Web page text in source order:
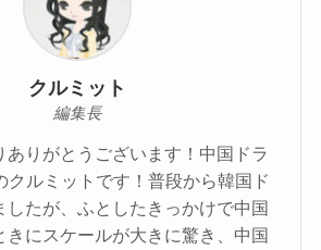
クルミット
編集長
ありがとうございます！中国ドラ
クルミットです！普段から韓国ド
したが、ふとしたきっかけで中国
きにスケールが大きに驚き、中国